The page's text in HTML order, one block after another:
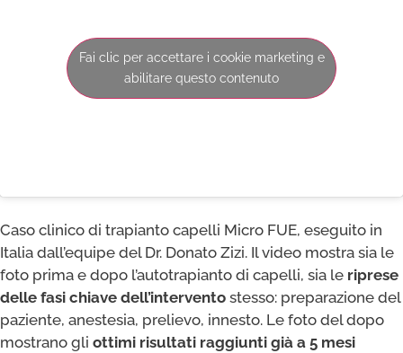
Fai clic per accettare i cookie marketing e
abilitare questo contenuto
Caso clinico di trapianto capelli Micro FUE, eseguito in
Italia dall’equipe del Dr. Donato Zizi. Il video mostra sia le
foto prima e dopo l’autotrapianto di capelli, sia le riprese
delle fasi chiave dell’intervento stesso: preparazione del
paziente, anestesia, prelievo, innesto. Le foto del dopo
mostrano gli ottimi risultati raggiunti già a 5 mesi